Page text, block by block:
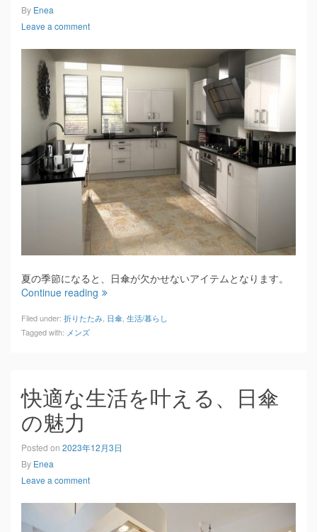
By Enea
Leave a comment
夏の季節になると、日傘が欠かせないアイテムとなります。
Continue reading
Filed under: 折りたたみ 日傘 生活/暮らし
Tagged with: メンズ
快適な生活を叶える、日傘
の魅力
Posted on 2023年12月3日
By Enea
Leave a comment